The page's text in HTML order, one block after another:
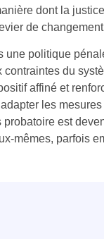
dont la
de
une politique
du
affiné et
les
est
mêmes, parfois